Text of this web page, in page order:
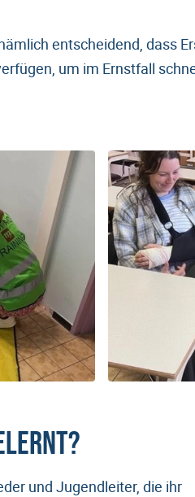
entscheidend, dass
um im Ernstfall
und Jugendleiter, die ihr